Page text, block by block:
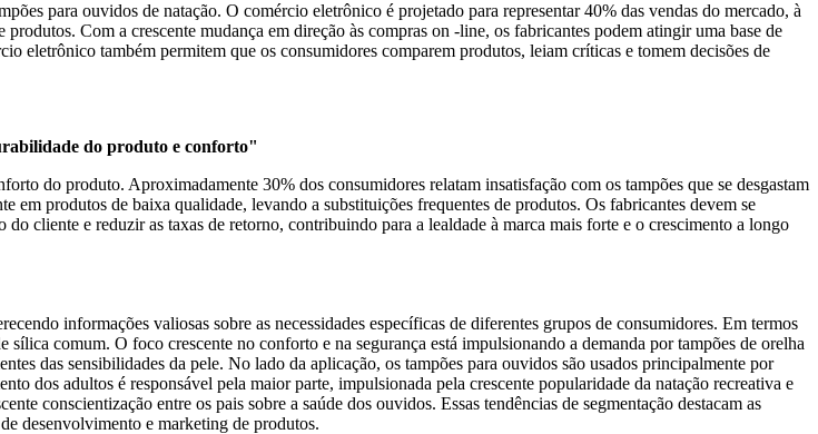
para ouvidos de natação. O comércio eletrônico é projetado para representar 40% das vendas do mercado, à
Com a crescente mudança em direção às compras on -line, os fabricantes podem atingir uma base de
eletrônico também permitem que os consumidores comparem produtos, leiam críticas e tomem decisões de
do produto e conforto"
do produto. Aproximadamente 30% dos consumidores relatam insatisfação com os tampões que se desgastam
produtos de baixa qualidade, levando a substituições frequentes de produtos. Os fabricantes devem se
cliente e reduzir as taxas de retorno, contribuindo para a lealdade à marca mais forte e o crescimento a longo
informações valiosas sobre as necessidades específicas de diferentes grupos de consumidores. Em termos
comum. O foco crescente no conforto e na segurança está impulsionando a demanda por tampões de orelha
das sensibilidades da pele. No lado da aplicação, os tampões para ouvidos são usados ​​principalmente por
dos adultos é responsável pela maior parte, impulsionada pela crescente popularidade da natação recreativa e
conscientização entre os pais sobre a saúde dos ouvidos. Essas tendências de segmentação destacam as
desenvolvimento e marketing de produtos.